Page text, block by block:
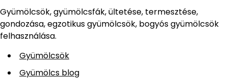
Gyümölcsök, gyümölcsfák, ültetése, termesztése,
gondozása, egzotikus gyümölcsök, bogyós gyümölcsök
felhasználása.
Gyümölcsök
Gyümölcs blog